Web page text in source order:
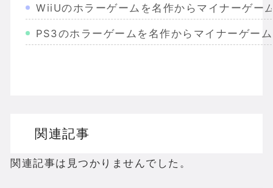
WiiUのホラーゲームを名作からマイナーゲー
PS3のホラーゲームを名作からマイナーゲー
ドラゴンクエスト３の思い出
【聖剣伝説3】リースとアンジェラってなん
関連記事
関連記事は見つかりませんでした。